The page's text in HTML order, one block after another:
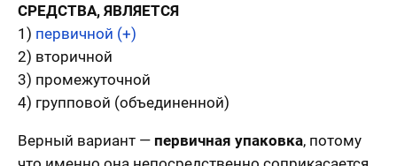
СРЕДСТВА, ЯВЛЯЕТСЯ
1) первичной (+)
2) вторичной
3) промежуточной
4) групповой (объединенной)
Верный вариант — первичная упаковка, потому